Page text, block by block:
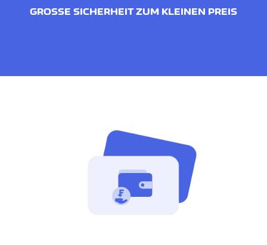
GROSSE SICHERHEIT ZUM KLEINEN PREIS